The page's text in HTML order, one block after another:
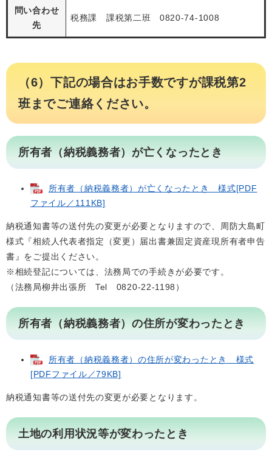
問い合わせ
先
税務課 課税第二班 0820-74-1008
（6）下記の場合はお手数ですが課税第2
班までご連絡ください。
所有者（納税義務者）が亡くなったとき
所有者（納税義務者）が亡くなったとき 様式[PDF
ファイル／111KB]
納税通知書等の送付先の変更が必要となりますので、周防大島町
様式『相続人代表者指定（変更）届出書兼固定資産現所有者申告
書』をご提出ください。
※相続登記については、法務局での手続きが必要です。
（法務局柳井出張所 Tel 0820-22-1198）
所有者（納税義務者）の住所が変わったとき
所有者（納税義務者）の住所が変わったとき 様式
[PDFファイル／79KB]
納税通知書等の送付先の変更が必要となります。
土地の利用状況等が変わったとき